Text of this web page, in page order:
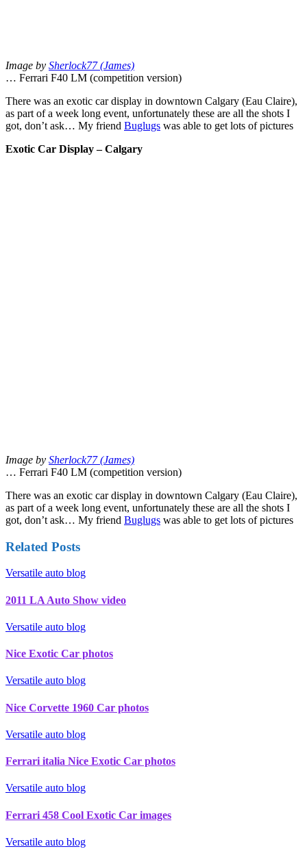
Image by Sherlock77 (James)
… Ferrari F40 LM (competition version)
There was an exotic car display in downtown Calgary (Eau Claire),
as part of a week long event, unfortunately these are all the shots I
got, don’t ask… My friend Buglugs was able to get lots of pictures
Exotic Car Display – Calgary
Image by Sherlock77 (James)
… Ferrari F40 LM (competition version)
There was an exotic car display in downtown Calgary (Eau Claire),
as part of a week long event, unfortunately these are all the shots I
got, don’t ask… My friend Buglugs was able to get lots of pictures
Related Posts
Versatile auto blog
2011 LA Auto Show video
Versatile auto blog
Nice Exotic Car photos
Versatile auto blog
Nice Corvette 1960 Car photos
Versatile auto blog
Ferrari italia Nice Exotic Car photos
Versatile auto blog
Ferrari 458 Cool Exotic Car images
Versatile auto blog